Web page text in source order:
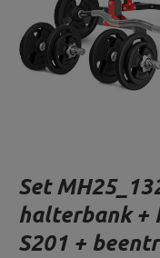
Set
halterbank +
S201 +